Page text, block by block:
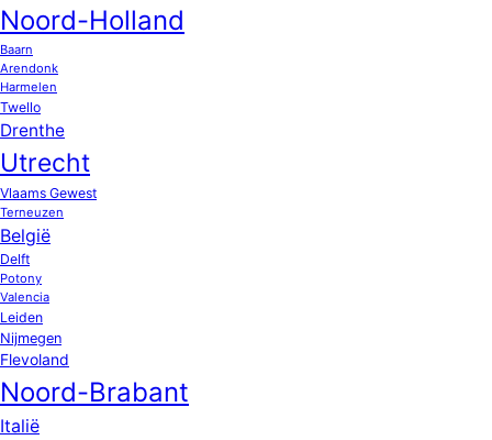
Noord-Holland
Baarn
Arendonk
Harmelen
Twello
Drenthe
Utrecht
Vlaams Gewest
Terneuzen
België
Delft
Potony
Valencia
Leiden
Nijmegen
Flevoland
Noord-Brabant
Italië